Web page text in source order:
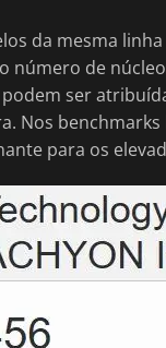
da mesma
número de
ser
Nos
para os